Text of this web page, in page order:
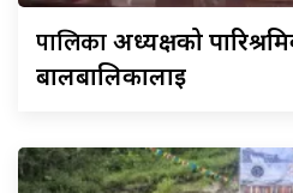
पालिकाअध्यक्षको
बालबालिकालाई